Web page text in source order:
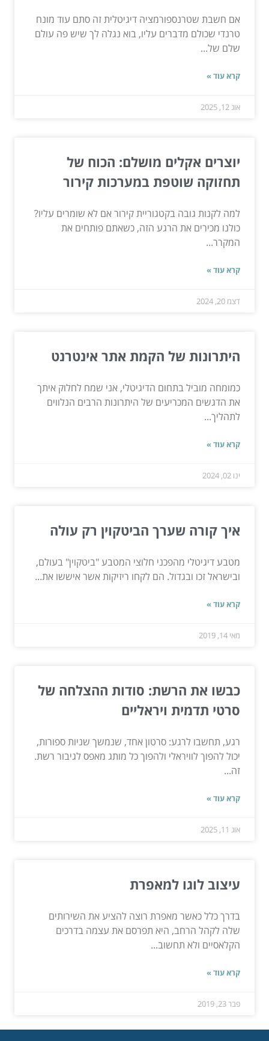
אם חשבת שטרנספורמציה דיגיטלית זה סתם עוד מונח
טרנדי שכולם מדברים עליו, בוא נגלה לך שיש פה עולם
שלם של...
קרא עוד »
אוג 12, 2025
יוצרים אקלים מושלם: הכוח של
תחזוקה שוטפת במערכות קירור
למה לקנות גובה בקטגוריית קירור אם לא שומרים עליו?
כולנו מכירים את הרגע הזה, כשאתם פותחים את
המקרר...
קרא עוד »
דצמ 20, 2024
היתרונות של הקמת אתר אינטרנט
כמומחה מוביל בתחום הדיגיטלי, אני שמח לחלוק איתך
את הדגשים המכריעים של היתרונות הרבים הנלווים
לתהליך...
קרא עוד »
ינו 02, 2024
איך קורה שערך הביטקוין רק עולה
מטבע דיגיטלי מהפכני חלוצי המטבע "ביטקוין" בעולם,
ובישראל זכו ובגדול. הם לקחו ריזיקות אשר איששו את...
קרא עוד »
מאי 14, 2019
כבשו את הרשת: סודות ההצלחה של
סרטי תדמית ויראליים
רגע, תחשבו לרגע: סרטון אחד, שנמשך שניות ספורות,
יכול להפוך לוויראלי ולהפוך כל מותג מאפס לגיבור רשת.
זה...
קרא עוד »
אוג 11, 2025
עיצוב לוגו למאפרת
בדרך כלל כאשר מאפרת רוצה להציע את השירותים
שלה לקהל הרחב, היא תפרסם את עצמה בדרכים
הקלאסיים ולא תחשוב...
קרא עוד »
פבר 23, 2019